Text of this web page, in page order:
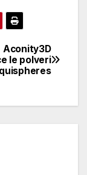
Aconity3D
le polveri